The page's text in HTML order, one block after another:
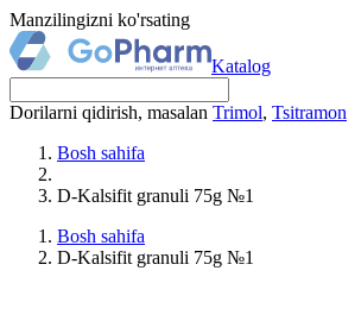
Manzilingizni ko'rsating
Katalog
Dorilarni qidirish, masalan Trimol, Tsitramon
Bosh sahifa
D-Kalsifit granuli 75g №1
Bosh sahifa
D-Kalsifit granuli 75g №1